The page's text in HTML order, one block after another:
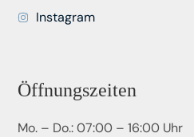
Instagram
Öffnungszeiten
Mo. – Do.: 07:00 – 16:00 Uhr